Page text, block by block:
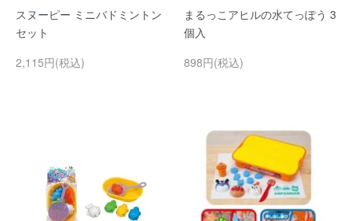
スヌーピー ミニバドミントン
セット
2,115円(税込)
まるっこアヒルの水てっぽう 3
個入
898円(税込)